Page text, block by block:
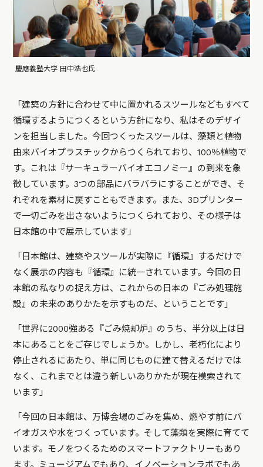
慶應義塾大学 田中浩也氏
「建築の方針に合わせて中に置かれるスツールなどもすべて
循環するようにつくるという方針になり、私はそのデザイ
ンを担当しました。今回つくったスツールは、藻類と植物
由来バイオプラスチックからつくられており、100％植物で
す。これは『サーキュラーバイオエコノミー』の到来を象
徴しています。3つの部品にバラバラにすることができ、そ
れぞれを素材に戻すこともできます。また、3Dプリンター
で一切ごみを出さないようにつくられており、その様子は
日本館の中で展示しています」
「日本館は、建築やスツールが実際に『循環』するだけで
なく展示の内容も『循環』に統一されています。今回の日
本館の私なりの捉え方は、これからの日本の『ごみ処理施
設』の未来のありかたを示すものだ、ということです」
「世界に2000強ある『ごみ焼却炉』のうち、半分以上は日
本にあることをご存じでしょうか。しかし、老朽化により
停止されるにあたり、単に同じものに建て替えるだけでは
なく、これまでとは違う新しいありかたが現在模索されて
います」
「今回の日本館は、万博会場のごみを集め、燃やす前にバ
イオガスや水をつくっています。そして藻類を実際に育てて
います。モノをつくるためのスマートファクトリーもあり
ます。ミュージアムでもあり、イノベーションラボでもあ